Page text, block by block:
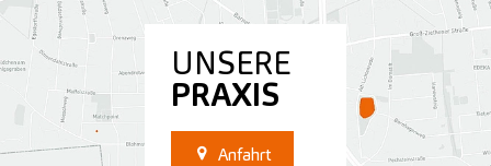
UNSERE
PRAXIS
Anfahrt